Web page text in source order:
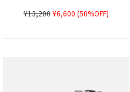
¥13,200¥6,600 (50%OFF)